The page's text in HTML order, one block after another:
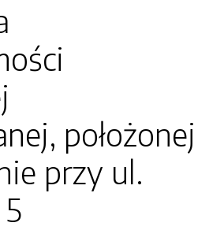
położonej
przy ul.